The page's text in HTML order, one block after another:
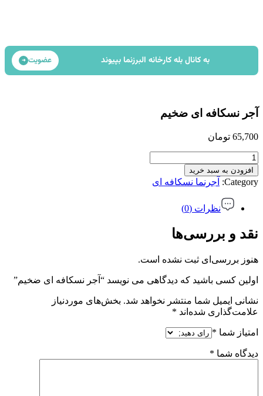
به کانال بله کارخانه البرزنما بپیوند عضویت ➜
آجر نسکافه ای ضخیم
65,700 تومان
آجر
نسکافه
ای
ضخیم
افزودن به سبد خرید
Category: آجرنما نسکافه ای
نظرات (0)
نقد و بررسی‌ها
هنوز بررسی‌ای ثبت نشده است.
اولین کسی باشید که دیدگاهی می نویسد “آجر نسکافه ای ضخیم”
نشانی ایمیل شما منتشر نخواهد شد. بخش‌های موردنیاز
علامت‌گذاری شده‌اند *
امتیاز شما *
دیدگاه شما *